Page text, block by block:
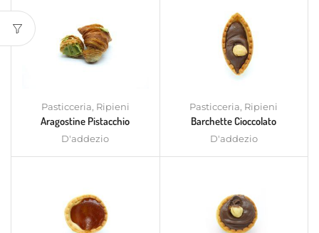
Pasticceria, Ripieni
Aragostine Pistacchio
D'addezio
Pasticceria, Ripieni
Barchette Cioccolato
D'addezio